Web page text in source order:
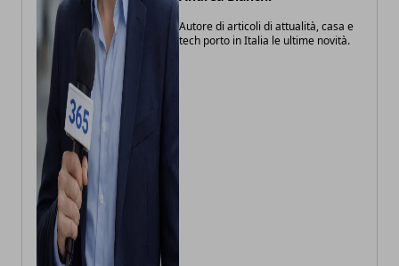
Autore di articoli di attualità, casa e
tech porto in Italia le ultime novità.